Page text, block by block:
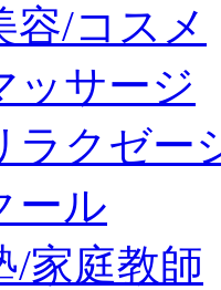
容/コスメ
ッサージ
ラクゼー
ール
/家庭教師